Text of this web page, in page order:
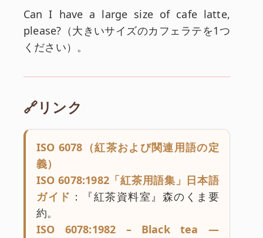
Can I have a large size of cafe latte,
please?（大きいサイズのカフェラテを1つ
ください）。
🔗リンク
ISO 6078（紅茶および関連用語の定
義）
ISO 6078:1982「紅茶用語集」日本語
ガイド ：『紅茶資料室』森のくま要
約。
ISO 6078:1982 – Black tea —